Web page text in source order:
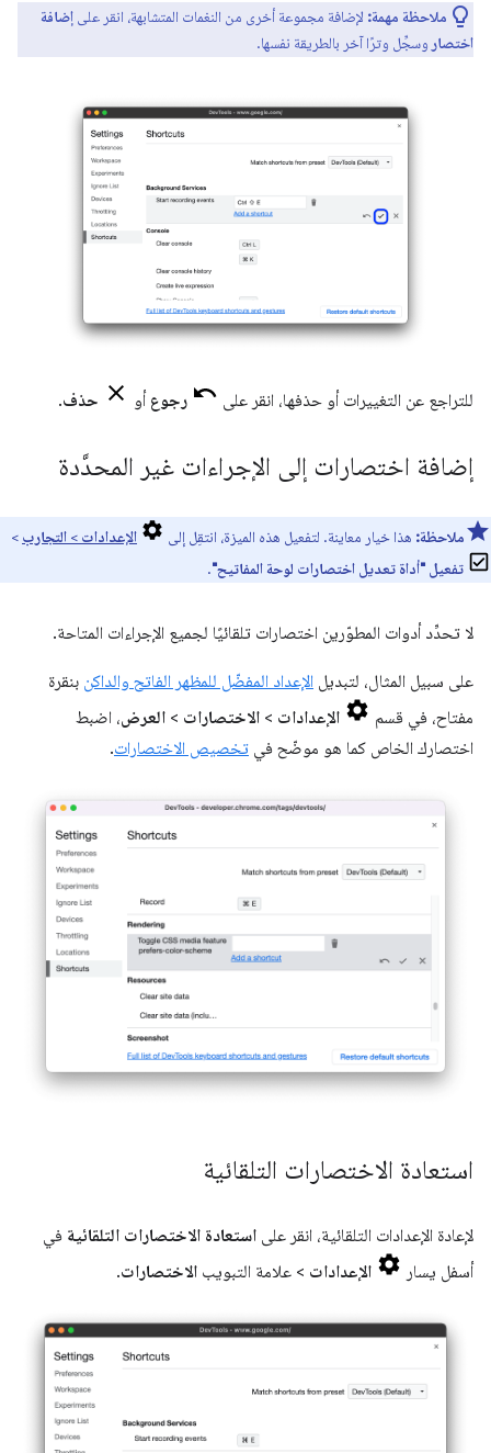
ملاحظة مهمة: لإضافة مجموعة أخرى من النغمات المتشابهة، انقر على إضافة
اختصار وسجِّل وترًا آخر بالطريقة نفسها.
للتراجع عن التغييرات أو حذفها، انقر على رجوع أو حذف.
إضافة اختصارات إلى الإجراءات غير المحدَّدة
ملاحظة: هذا خيار معاينة. لتفعيل هذه الميزة، انتقِل إلى الإعدادات > التجارب >
تفعيل "أداة تعديل اختصارات لوحة المفاتيح".
لا تحدِّد أدوات المطوّرين اختصارات تلقائيًا لجميع الإجراءات المتاحة.
على سبيل المثال، لتبديل الإعداد المفضّل للمظهر الفاتح والداكن بنقرة
مفتاح، في قسم
الإعدادات > الاختصارات > العرض، اضبط
اختصارك الخاص كما هو موضّح في تخصيص الاختصارات.
استعادة الاختصارات التلقائية
لإعادة الإعدادات التلقائية، انقر على استعادة الاختصارات التلقائية في
أسفل يسار
الإعدادات > علامة التبويب الاختصارات.